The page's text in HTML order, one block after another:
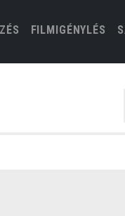
FILMIGÉNYLÉS